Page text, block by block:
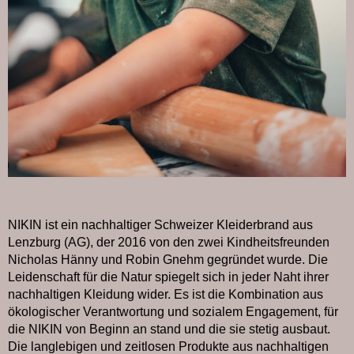
NIKIN ist ein nachhaltiger Schweizer Kleiderbrand aus
Lenzburg (AG), der 2016 von den zwei Kindheitsfreunden
Nicholas Hänny und Robin Gnehm gegründet wurde. Die
Leidenschaft für die Natur spiegelt sich in jeder Naht ihrer
nachhaltigen Kleidung wider. Es ist die Kombination aus
ökologischer Verantwortung und sozialem Engagement, für
die NIKIN von Beginn an stand und die sie stetig ausbaut.
Die langlebigen und zeitlosen Produkte aus nachhaltigen